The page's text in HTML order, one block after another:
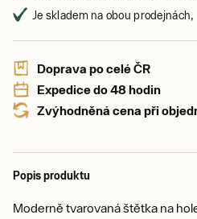
Je skladem na obou prodejnách,
Doprava po celé ČR
Expedice do 48 hodin
Zvýhodněná cena při
Popis produktu
Moderně tvarovaná štětka na